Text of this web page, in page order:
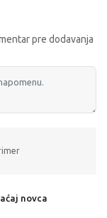
pre dodavanja
novca